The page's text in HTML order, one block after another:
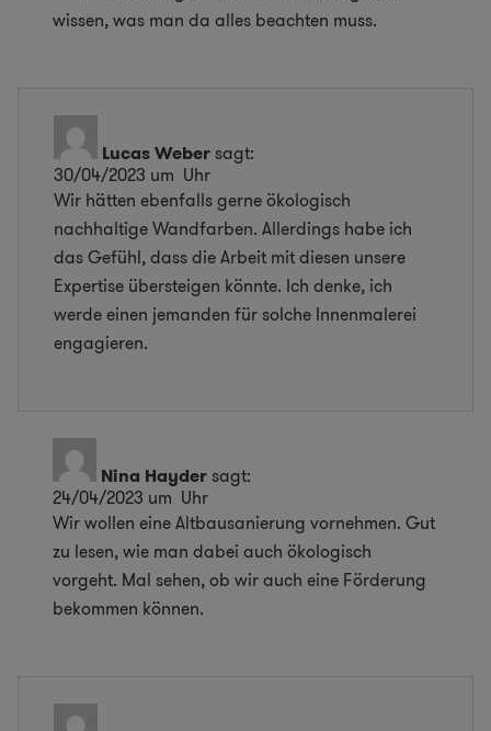
wissen, was man da alles beachten muss.
Lucas Webersagt:
30/04/2023 um Uhr
Wir hätten ebenfalls gerne ökologisch
nachhaltige Wandfarben. Allerdings habe ich
das Gefühl, dass die Arbeit mit diesen unsere
Expertise übersteigen könnte. Ich denke, ich
werde einen jemanden für solche Innenmalerei
engagieren.
Nina Haydersagt:
24/04/2023 um Uhr
Wir wollen eine Altbausanierung vornehmen. Gut
zu lesen, wie man dabei auch ökologisch
vorgeht. Mal sehen, ob wir auch eine Förderung
bekommen können.